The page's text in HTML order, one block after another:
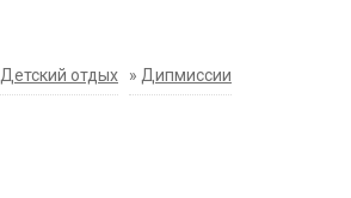
Детский отдых » Дипмиссии